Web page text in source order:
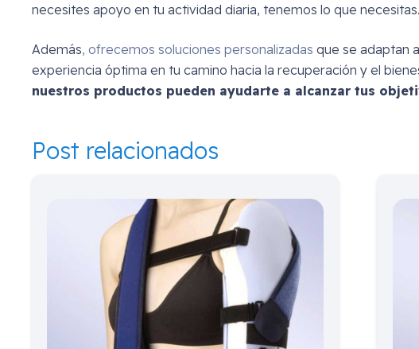
necesites apoyo en tu actividad diaria, tenemos lo que necesitas.
Además, ofrecemos soluciones personalizadas que se adaptan
experiencia óptima en tu camino hacia la recuperación y el
nuestros productos pueden ayudarte a alcanzar tus
Post relacionados